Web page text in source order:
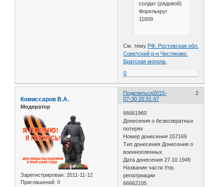
солдат (рядовой)
Форелькруг
11609
См. тему РФ. Ростовская обл.
Советский р-н Чистяково.
Братская могила.
0
Поделиться 2
2015-
07-30 20:31:47
Комиссаров В.А.
Модератор
Зарегистрирован: 2011-11-12
Приглашений: 0
66661960
Донесения о безвозвратных
потерях
Номер донесения 157169
Тип донесения Донесения о
военнопленных
Дата донесения 27.10.1945
Название части Упр.
репатриации
66662105